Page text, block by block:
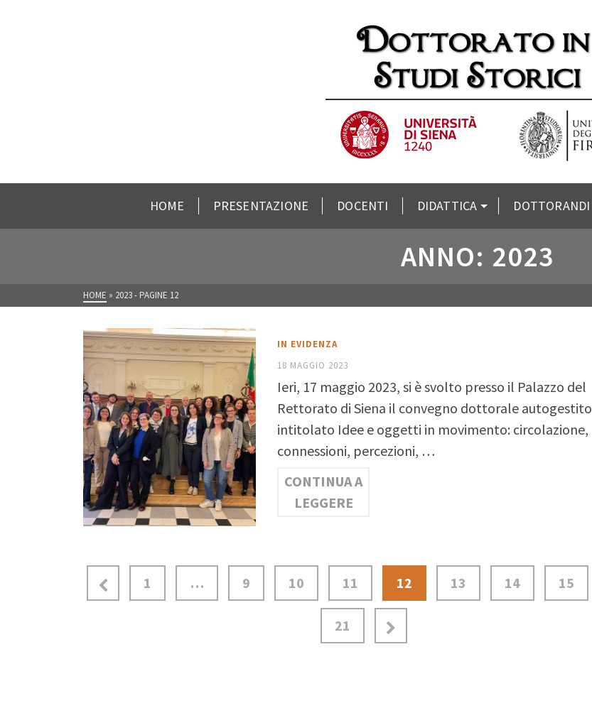
HOME PRESENTAZIONE DOCENTI DIDATTICA DOTTORANDI
ANNO: 2023
HOME » 2023- PAGINE 12
IN EVIDENZA
18 MAGGIO 2023
Ieri, 17 maggio 2023, si è svolto presso il Palazzo del
Rettorato di Siena il convegno dottorale autogestito
intitolato Idee e oggetti in movimento: circolazione,
connessioni, percezioni, …
CONTINUA A
LEGGERE
1 … 9 10 11 12 13 14 15
21